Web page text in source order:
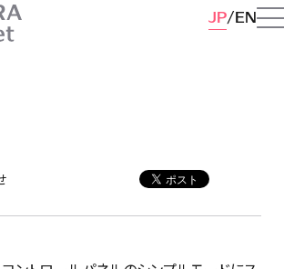
JP EN